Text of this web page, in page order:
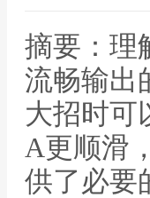
摘要：理
流畅输出
大招时可
A更顺滑
供了必要